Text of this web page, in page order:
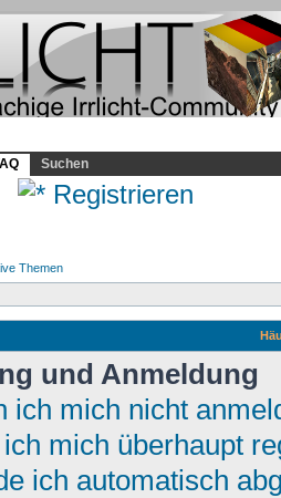
Suchen
Registrieren
Themen
und Anmeldung
ich mich nicht
mich überhaupt
ich automatisch